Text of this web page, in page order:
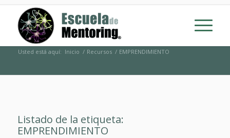
Usted está aquí: Inicio / Recursos / EMPRENDIMIENTO
Listado de la etiqueta:
EMPRENDIMIENTO